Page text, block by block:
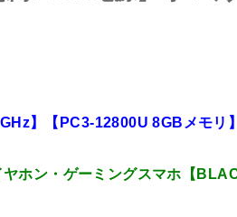
】【PC3-12800U 8GBメモリ
ホン・ゲーミングスマホ【